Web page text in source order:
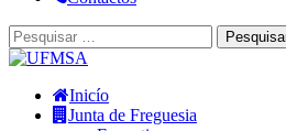
Inicío
Junta de Freguesia